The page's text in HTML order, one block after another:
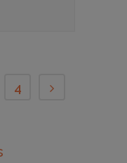
4